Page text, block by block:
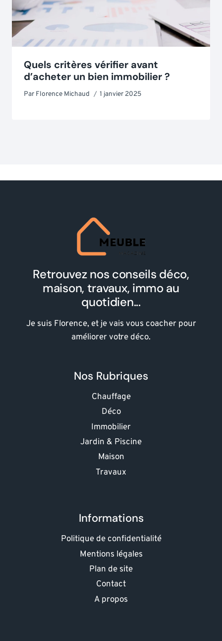
Quels critères vérifier avant
d’acheter un bien immobilier ?
Par Florence Michaud 1 janvier 2025
Retrouvez nos conseils déco,
maison, travaux, immo au
quotidien...
Je suis Florence, et je vais vous coacher pour
améliorer votre déco.
Nos Rubriques
Chauffage
Déco
Immobilier
Jardin & Piscine
Maison
Travaux
Informations
Politique de confidentialité
Mentions légales
Plan de site
Contact
A propos